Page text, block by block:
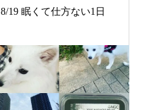
8/19 眠くて仕方ない1日